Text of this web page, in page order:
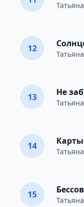
12
13 Не
14
15